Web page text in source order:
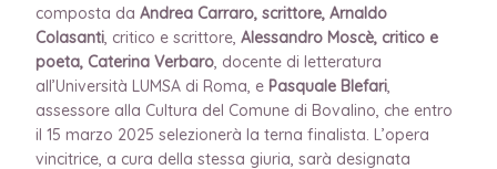
composta da Andrea Carraro, scrittore, Arnaldo
Colasanti, critico e scrittore, Alessandro Moscè, critico e
poeta, Caterina Verbaro, docente di letteratura
all’Università LUMSA di Roma, e Pasquale Blefari,
assessore alla Cultura del Comune di Bovalino, che entro
il 15 marzo 2025 selezionerà la terna finalista. L’opera
vincitrice, a cura della stessa giuria, sarà designata